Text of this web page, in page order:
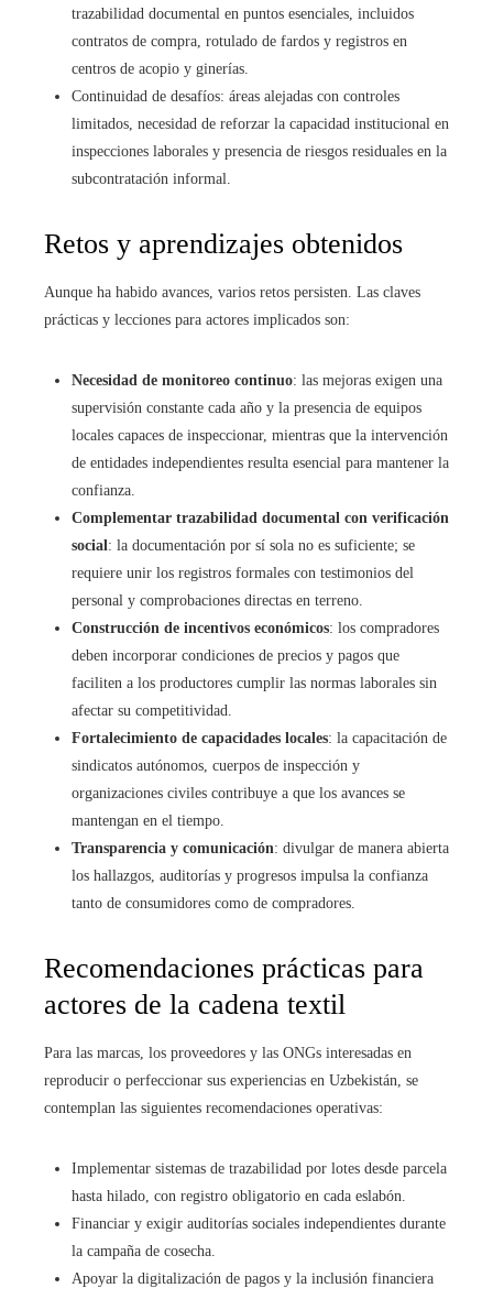
trazabilidad documental en puntos esenciales, incluidos
contratos de compra, rotulado de fardos y registros en
centros de acopio y ginerías.
Continuidad de desafíos: áreas alejadas con controles
limitados, necesidad de reforzar la capacidad institucional en
inspecciones laborales y presencia de riesgos residuales en la
subcontratación informal.
Retos y aprendizajes obtenidos
Aunque ha habido avances, varios retos persisten. Las claves
prácticas y lecciones para actores implicados son:
Necesidad de monitoreo continuo: las mejoras exigen una
supervisión constante cada año y la presencia de equipos
locales capaces de inspeccionar, mientras que la intervención
de entidades independientes resulta esencial para mantener la
confianza.
Complementar trazabilidad documental con verificación
social : la documentación por sí sola no es suficiente; se
requiere unir los registros formales con testimonios del
personal y comprobaciones directas en terreno.
Construcción de incentivos económicos: los compradores
deben incorporar condiciones de precios y pagos que
faciliten a los productores cumplir las normas laborales sin
afectar su competitividad.
Fortalecimiento de capacidades locales: la capacitación de
sindicatos autónomos, cuerpos de inspección y
organizaciones civiles contribuye a que los avances se
mantengan en el tiempo.
Transparencia y comunicación: divulgar de manera abierta
los hallazgos, auditorías y progresos impulsa la confianza
tanto de consumidores como de compradores.
Recomendaciones prácticas para
actores de la cadena textil
Para las marcas, los proveedores y las ONGs interesadas en
reproducir o perfeccionar sus experiencias en Uzbekistán, se
contemplan las siguientes recomendaciones operativas:
Implementar sistemas de trazabilidad por lotes desde parcela
hasta hilado, con registro obligatorio en cada eslabón.
Financiar y exigir auditorías sociales independientes durante
la campaña de cosecha.
Apoyar la digitalización de pagos y la inclusión financiera